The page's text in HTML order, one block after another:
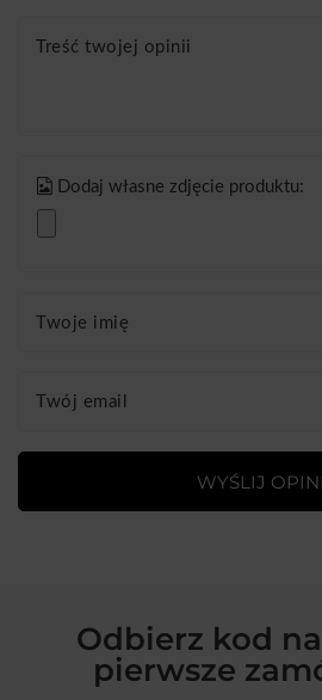
Treść twojej opinii
Dodaj własne zdjęcie produktu:
Twoje imię
Twój email
WYŚLIJ
Odbierz kod na
pierwsze